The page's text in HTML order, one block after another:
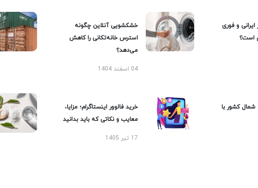
ایرانی و فوری
است؟
خشکشویی آنلاین چگونه
استرس خانه‌تکانی را کاهش
می‌دهد؟
04 اسفند 1404
شمال کشور با
خرید فالوور اینستاگرام؛ مزایا،
معایب و نکاتی که باید بدانید
17 تیر 1405